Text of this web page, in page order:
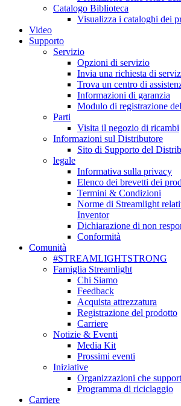
Catalogo Biblioteca
Visualizza i cataloghi dei
Video
Supporto
Servizio
Opzioni di servizio
Invia una richiesta di
Trova un centro di
Informazioni di garanzia
Modulo di registrazione
Parti
Visita il negozio di ricambi
Informazioni sul Distributore
Sito di Supporto del
legale
Informativa sulla privacy
Elenco dei brevetti dei
Termini & Condizioni
Norme di Streamlight
Inventor
Dichiarazione di non
Conformità
Comunità
#STREAMLIGHTSTRONG
Famiglia Streamlight
Chi Siamo
Feedback
Acquista attrezzatura
Registrazione del prodotto
Carriere
Notizie & Eventi
Media Kit
Prossimi eventi
Iniziative
Organizzazioni che
Programma di riciclaggio
Carriere